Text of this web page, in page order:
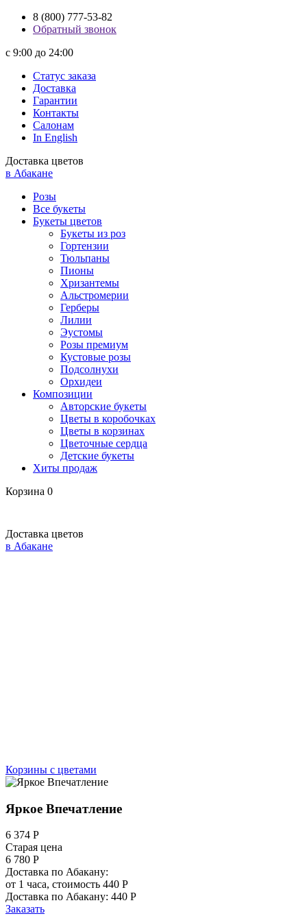
8 (800) 777-53-82
Обратный звонок
с 9:00 до 24:00
Статус заказа
Доставка
Гарантии
Контакты
Салонам
In English
Доставка цветов
в Абакане
Розы
Все букеты
Букеты цветов
Букеты из роз
Гортензии
Тюльпаны
Пионы
Хризантемы
Альстромерии
Герберы
Лилии
Эустомы
Розы премиум
Кустовые розы
Подсолнухи
Орхидеи
Композиции
Авторские букеты
Цветы в коробочках
Цветы в корзинах
Цветочные сердца
Детские букеты
Хиты продаж
Корзина 0
Доставка цветов
в Абакане
Корзины с цветами
Яркое Впечатление
6 374 Р
Старая цена
6 780 Р
Доставка по Абакану:
от 1 часа, стоимость 440 Р
Доставка по Абакану: 440 Р
Заказать